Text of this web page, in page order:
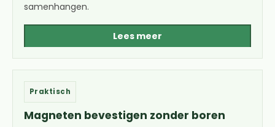
samenhangen.
Lees meer
Praktisch
Magneten bevestigen zonder boren